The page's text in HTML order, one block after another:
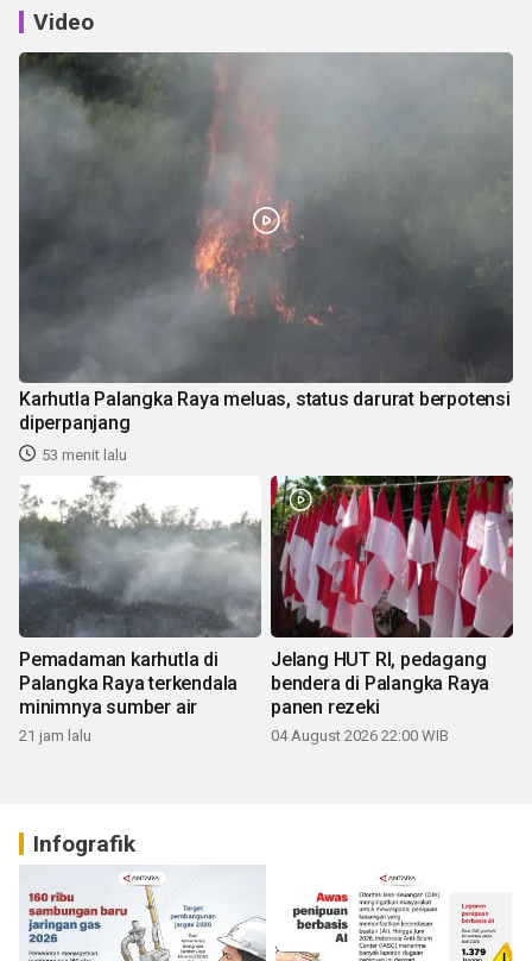
Video
Karhutla Palangka Raya meluas, status darurat berpotensi
diperpanjang
53 menit lalu
Pemadaman karhutla di
Palangka Raya terkendala
minimnya sumber air
21 jam lalu
Jelang HUT RI, pedagang
bendera di Palangka Raya
panen rezeki
04 August 2026 22:00 WIB
Infografik